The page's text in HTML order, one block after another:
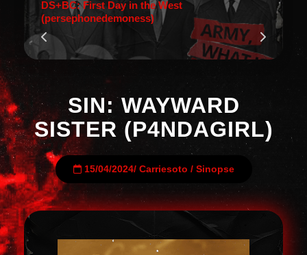
DS+BC: First Day in the West
(persephonedemoness)
SIN: WAYWARD
SISTER (P4NDAGIRL)
15/04/2024/ Carriesoto / Sinopse